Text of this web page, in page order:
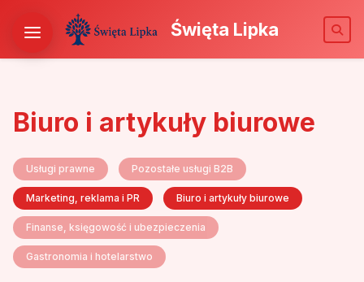
Święta Lipka
Biuro i artykuły biurowe
Usługi prawne Pozostałe usługi B2B
Marketing, reklama i PR Biuro i artykuły biurowe
Finanse, księgowość i ubezpieczenia
Gastronomia i hotelarstwo